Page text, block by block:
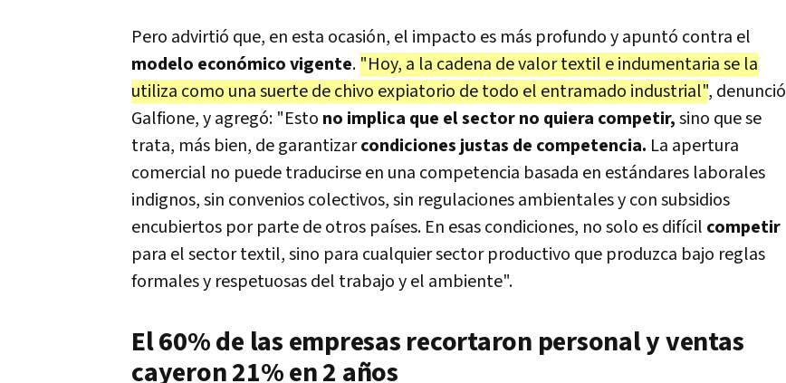
Pero advirtió que, en esta ocasión, el impacto es más profundo y apuntó contra el
modelo económico vigente. "Hoy, a la cadena de valor textil e indumentaria se la
utiliza como una suerte de chivo expiatorio de todo el entramado industrial", denunció
Galfione, y agregó: "Esto no implica que el sector no quiera competir,sino que se
trata, más bien, de garantizarcondiciones justas de competencia. La apertura
comercial no puede traducirse en una competencia basada en estándares laborales
indignos, sin convenios colectivos, sin regulaciones ambientales y con subsidios
encubiertos por parte de otros países. En esas condiciones, no solo es difícil competir
para el sector textil, sino para cualquier sector productivo que produzca bajo reglas
formales y respetuosas del trabajo y el ambiente".
El 60% de las empresas recortaron personal y ventas
cayeron 21% en 2 años